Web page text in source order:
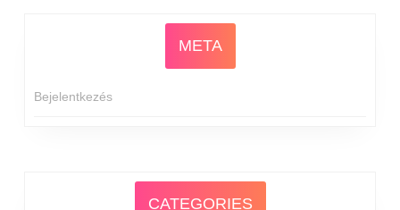
META
Bejelentkezés
CATEGORIES